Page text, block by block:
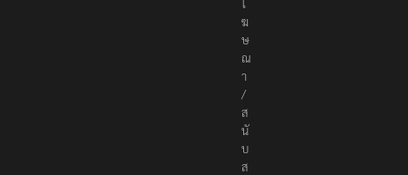
โ
ฆ
ษ
ณ
า
/
ส
นั
บ
ส